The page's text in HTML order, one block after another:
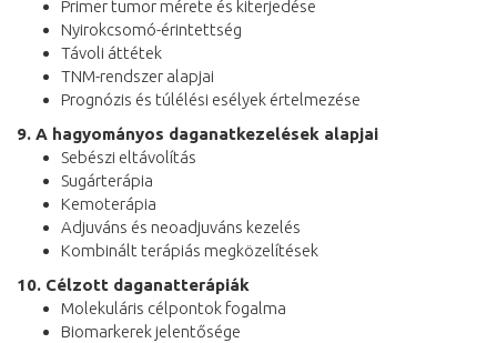
Primer tumor mérete és kiterjedése
Nyirokcsomó-érintettség
Távoli áttétek
TNM-rendszer alapjai
Prognózis és túlélési esélyek értelmezése
9. A hagyományos daganatkezelések alapjai
Sebészi eltávolítás
Sugárterápia
Kemoterápia
Adjuváns és neoadjuváns kezelés
Kombinált terápiás megközelítések
10. Célzott daganatterápiák
Molekuláris célpontok fogalma
Biomarkerek jelentősége